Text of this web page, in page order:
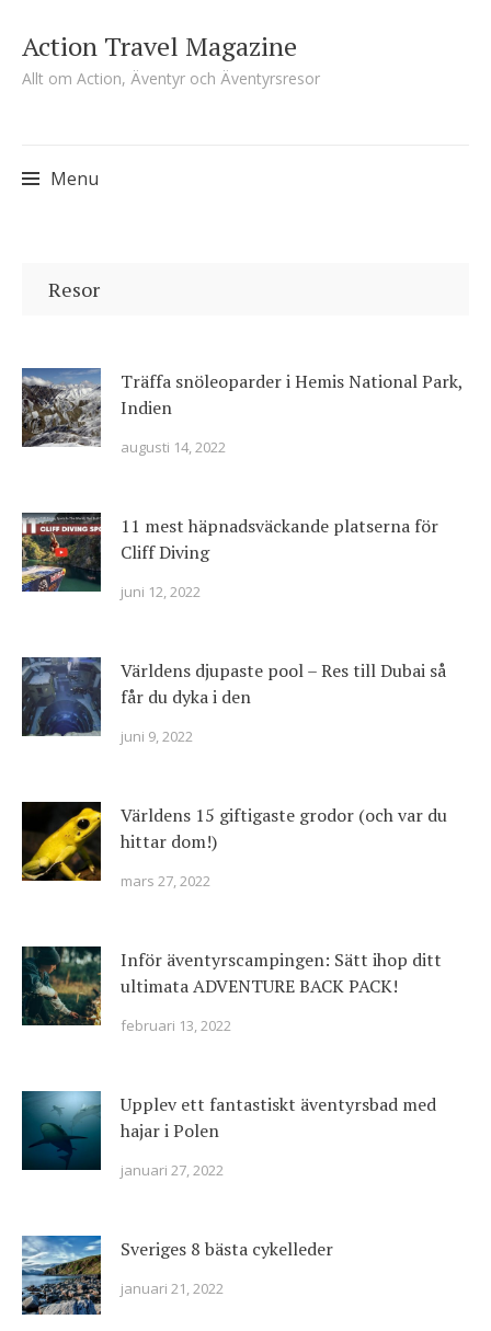
Action Travel Magazine
Allt om Action, Äventyr och Äventyrsresor
Menu
to
Resor
Träffa snöleoparder i Hemis National Park,
Indien
augusti 14, 2022
11 mest häpnadsväckande platserna för
Cliff Diving
juni 12, 2022
Världens djupaste pool – Res till Dubai så
får du dyka i den
juni 9, 2022
Världens 15 giftigaste grodor (och var du
hittar dom!)
mars 27, 2022
Inför äventyrscampingen: Sätt ihop ditt
ultimata ADVENTURE BACK PACK!
februari 13, 2022
Upplev ett fantastiskt äventyrsbad med
hajar i Polen
januari 27, 2022
Sveriges 8 bästa cykelleder
januari 21, 2022